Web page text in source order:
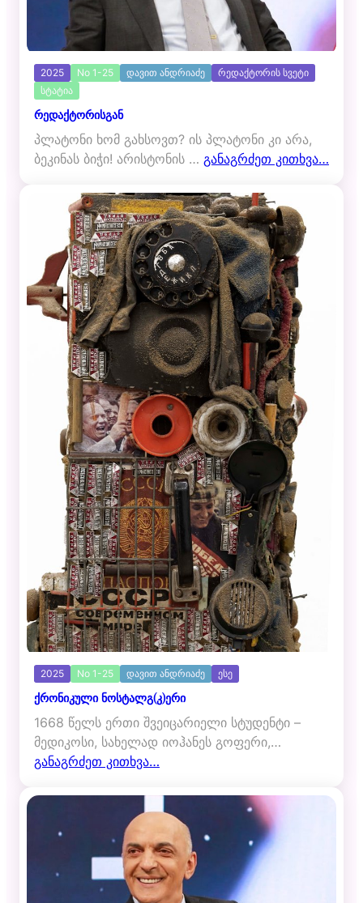
2025 No 1-25 დავით ანდრიაძე
რედაქტორის სვეტი
სტატია
რედაქტორისგან
პლატონი ხომ გახსოვთ? ის პლატონი კი არა,
ბეკინას ბიჭი! არისტონის … განაგრძეთ კითხვა…
2025 No 1-25 დავით ანდრიაძე ესე
ქრონიკული ნოსტალგ(კ)ერი
1668 წელს ერთი შვეიცარიელი სტუდენტი –
მედიკოსი, სახელად იოჰანეს გოფერი,…
განაგრძეთ კითხვა…